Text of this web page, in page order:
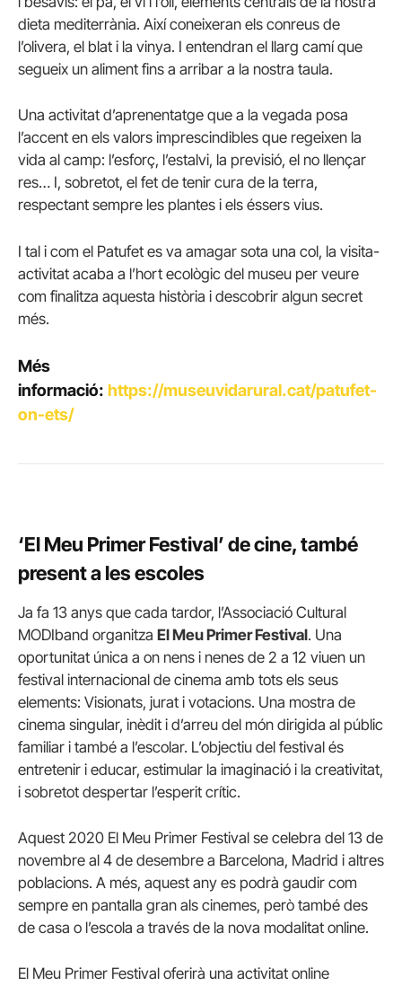
dieta mediterrània. Així coneixeran els conreus de
l’olivera, el blat i la vinya. I entendran el llarg camí que
segueix un aliment fins a arribar a la nostra taula.
Una activitat d’aprenentatge que a la vegada posa
l’accent en els valors imprescindibles que regeixen la
vida al camp: l’esforç, l’estalvi, la previsió, el no llençar
res… I, sobretot, el fet de tenir cura de la terra,
respectant sempre les plantes i els éssers vius.
I tal i com el Patufet es va amagar sota una col, la visita-
activitat acaba a l’hort ecològic del museu per veure
com finalitza aquesta història i descobrir algun secret
més.
Més
informació: https://museuvidarural.cat/patufet-
on-ets/
‘El Meu Primer Festival’ de cine, també
present a les escoles
Ja fa 13 anys que cada tardor, l’Associació Cultural
MODIband organitza El Meu Primer Festival. Una
oportunitat única a on nens i nenes de 2 a 12 viuen un
festival internacional de cinema amb tots els seus
elements: Visionats, jurat i votacions. Una mostra de
cinema singular, inèdit i d’arreu del món dirigida al públic
familiar i també a l’escolar. L’objectiu del festival és
entretenir i educar, estimular la imaginació i la creativitat,
i sobretot despertar l’esperit crític.
Aquest 2020 El Meu Primer Festival se celebra del 13 de
novembre al 4 de desembre a Barcelona, Madrid i altres
poblacions. A més, aquest any es podrà gaudir com
sempre en pantalla gran als cinemes, però també des
de casa o l’escola a través de la nova modalitat online.
El Meu Primer Festival oferirà una activitat online